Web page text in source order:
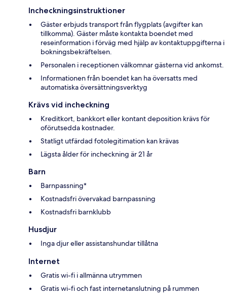
Incheckningsinstruktioner
Gäster erbjuds transport från flygplats (avgifter kan
tillkomma). Gäster måste kontakta boendet med
reseinformation i förväg med hjälp av kontaktuppgifterna i
bokningsbekräftelsen.
Personalen i receptionen välkomnar gästerna vid ankomst.
Informationen från boendet kan ha översatts med
automatiska översättningsverktyg
Krävs vid incheckning
Kreditkort, bankkort eller kontant deposition krävs för
oförutsedda kostnader.
Statligt utfärdad fotolegitimation kan krävas
Lägsta ålder för incheckning är 21 år
Barn
Barnpassning*
Kostnadsfri övervakad barnpassning
Kostnadsfri barnklubb
Husdjur
Inga djur eller assistanshundar tillåtna
Internet
Gratis wi-fi i allmänna utrymmen
Gratis wi-fi och fast internetanslutning på rummen